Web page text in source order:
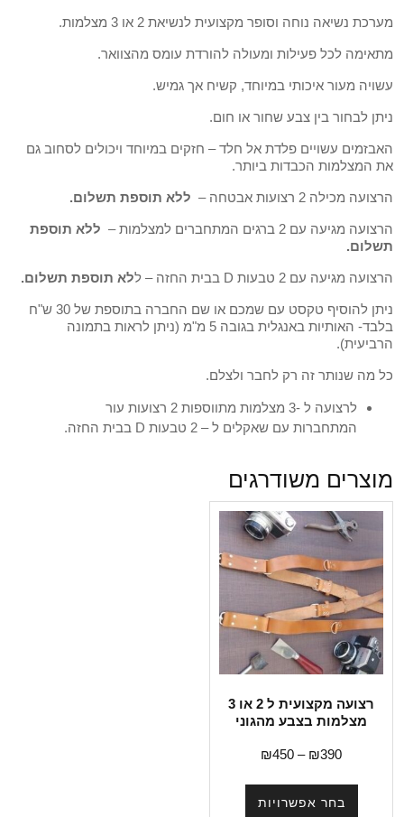
מערכת נשיאה נוחה וסופר מקצועית לנשיאת 2 או 3 מצלמות.
מתאימה לכל פעילות ומעולה להורדת עומס מהצוואר.
עשויה מעור איכותי במיוחד, קשיח אך גמיש.
ניתן לבחור בין צבע שחור או חום.
האבזמים עשויים פלדת אל חלד – חזקים במיוחד ויכולים לסחוב גם
את המצלמות הכבדות ביותר.
הרצועה מכילה 2 רצועות אבטחה – ללא תוספת תשלום.
הרצועה מגיעה עם 2 ברגים המתחברים למצלמות –
ללא תוספת
תשלום.
הרצועה מגיעה עם 2 טבעות D בבית החזה – ל לא תוספת תשלום.
ניתן להוסיף טקסט עם שמכם או שם החברה בתוספת של 30 ש"ח
בלבד- האותיות באנגלית בגובה 5 מ"מ (ניתן לראות בתמונה
הרביעית).
כל מה שנותר זה רק לחבר ולצלם.
לרצועה ל -3 מצלמות מתווספות 2 רצועות עור
המתחברות עם שאקלים ל – 2 טבעות D בבית החזה.
מוצרים משודרגים
רצועה מקצועית ל 2 או 3
מצלמות בצבע מהגוני
₪390
–
₪450
בחר אפשרויות